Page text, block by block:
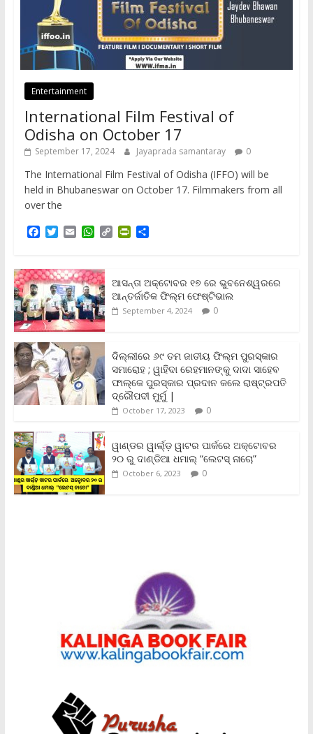
Entertainment
International Film Festival of
Odisha on October 17
September 17, 2024 Jayaprada samantaray 0
The International Film Festival of Odisha (IFFO) will be
held in Bhubaneswar on October 17. Filmmakers from all
over the
F
e
b
o
o
k
T
t
t
e
r
E
i
l
W
t
s
A
p
p
C
L
i
n
k
P
t
F
r
i
d
l
y
S
e
ଆସନ୍ତା ଅକ୍ଟୋବର ୧୭ ରେ ଭୁବନେଶ୍ୱରରେ
ଆନ୍ତର୍ଜାତିକ ଫିଲ୍ମ ଫେଷ୍ଟିଭାଲ
September 4, 2024 0
ଦିଲ୍ଲୀରେ ୬୯ ତମ ଜାତୀୟ ଫିଲ୍ମ ପୁରସ୍କାର
ସମାରୋହ ; ୱାହିଦା ରେହମାନଙ୍କୁ ଦାଦା ସାହେବ
ଫାଲ୍‌କେ ପୁରସ୍କାର ପ୍ରଦାନ କଲେ ରାଷ୍ଟ୍ରପତି
ଦ୍ରୌପଦୀ ମୁର୍ମୁ |
October 17, 2023 0
ୱାଣ୍ଡର ୱାର୍ଲ୍‌ଡ଼ ୱାଟର ପାର୍କରେ ଅକ୍ଟୋବର
୨୦ ରୁ ଦାଣ୍ଡିଆ ଧମାଲ୍ “ଲେଟସ୍ ନାଚୋ”
October 6, 2023 0